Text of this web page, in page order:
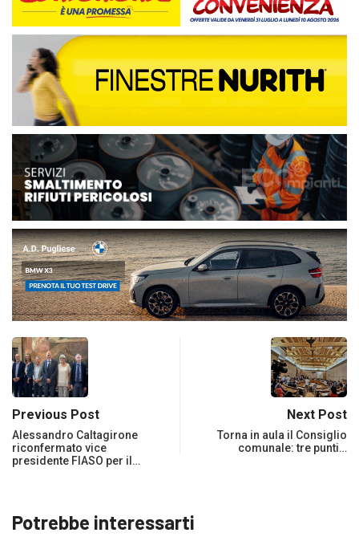
Previous Post
Alessandro Caltagirone
riconfermato vice
presidente FIASO per il…
Next Post
Torna in aula il Consiglio
comunale: tre punti…
Potrebbe interessarti